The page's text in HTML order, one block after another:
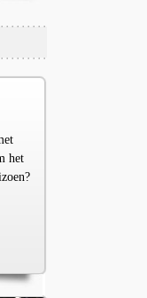
het